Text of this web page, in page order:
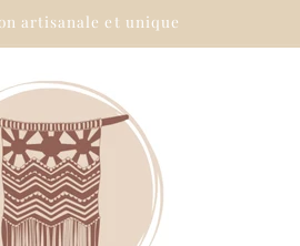
artisanale et unique